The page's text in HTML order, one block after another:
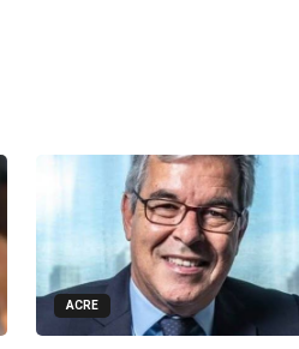
ACRE